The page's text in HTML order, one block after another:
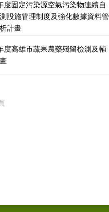
度固定污染源空氣污染物連續自
設施管理制度及強化數據資料管
計畫
度高雄市蔬果農藥殘留檢測及輔